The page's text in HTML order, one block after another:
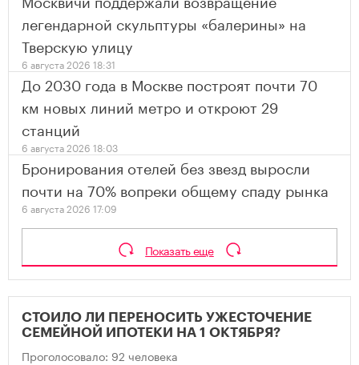
легендарной скульптуры «балерины» на
Тверскую улицу
6 августа 2026 18:31
До 2030 года в Москве построят почти 70
км новых линий метро и откроют 29
станций
6 августа 2026 18:03
Бронирования отелей без звезд выросли
почти на 70% вопреки общему спаду рынка
6 августа 2026 17:09
Показать еще
СТОИЛО ЛИ ПЕРЕНОСИТЬ УЖЕСТОЧЕНИЕ
СЕМЕЙНОЙ ИПОТЕКИ НА 1 ОКТЯБРЯ?
Проголосовало: 92 человека